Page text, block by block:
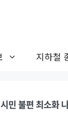
지하철
민 불편 최소화